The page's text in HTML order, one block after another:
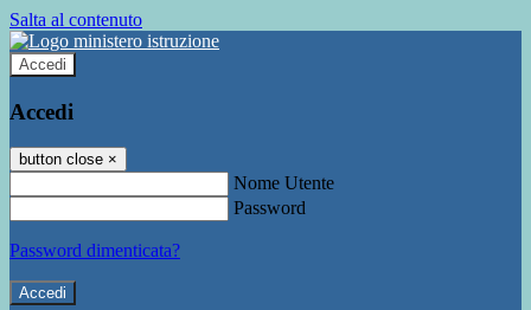
Salta al contenuto
Accedi
Accedi
button close ×
Nome Utente
Password
Password dimenticata?